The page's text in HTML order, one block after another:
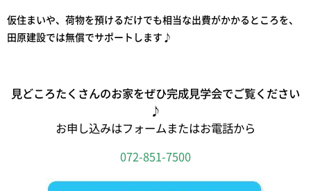
仮住まいや、荷物を預けるだけでも相当な出費がかかるところを、
田原建設では無償でサポートします♪
見どころたくさんのお家をぜひ完成見学会でご覧ください
♪
お申し込みはフォームまたはお電話から
072-851-7500